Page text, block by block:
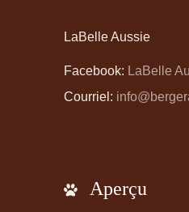
LaBelle Aussie
Facebook: LaBelle
Courriel:
Aperçu